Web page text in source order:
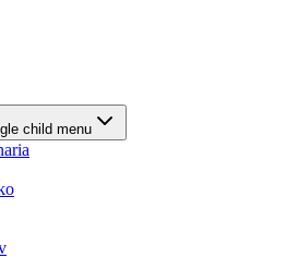
child menu